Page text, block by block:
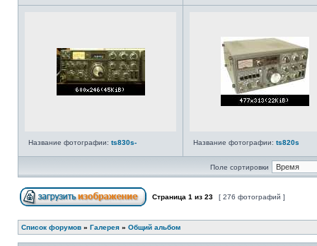
Название фотографии: ts830s- Название фотографии: ts820s
Поле сортировки
Страница 1 из 23 [ 276 фотографий ]
Список форумов » Галерея » Общий альбом